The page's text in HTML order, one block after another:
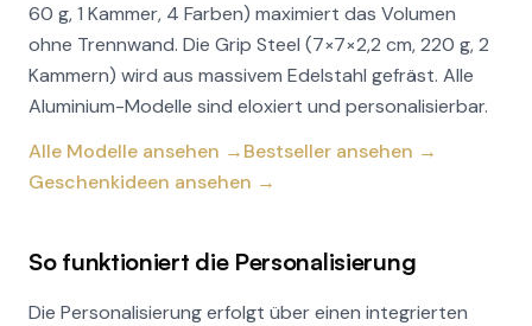
60 g, 1 Kammer, 4 Farben) maximiert das Volumen
ohne Trennwand. Die Grip Steel (7×7×2,2 cm, 220 g, 2
Kammern) wird aus massivem Edelstahl gefräst. Alle
Aluminium-Modelle sind eloxiert und personalisierbar.
Alle Modelle ansehen →Bestseller ansehen →
Geschenkideen ansehen →
So funktioniert die Personalisierung
Die Personalisierung erfolgt über einen integrierten